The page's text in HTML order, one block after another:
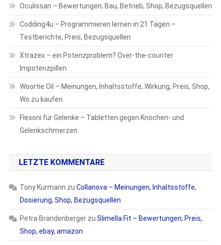
Oculissan – Bewertungen, Bau, Betrieb, Shop, Bezugsquellen
Codding4u – Programmieren lernen in 21 Tagen –
Testberichte, Preis, Bezugsquellen
Xtrazex – ein Potenzproblem? Over-the-counter
Impotenzpillen
Woortie Oil – Meinungen, Inhaltsstoffe, Wirkung, Preis, Shop,
Wo zu kaufen
Flexoni für Gelenke – Tabletten gegen Knochen- und
Gelenkschmerzen
LETZTE KOMMENTARE
Tony Kurmann zu Collanova – Meinungen, Inhaltsstoffe,
Dosierung, Shop, Bezugsquellen
Petra Brandenbergerzu Slimella Fit – Bewertungen, Preis,
Shop, ebay, amazon